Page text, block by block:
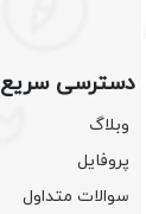
دسترسی سریع
وبلاگ
پروفایل
سوالات متداول